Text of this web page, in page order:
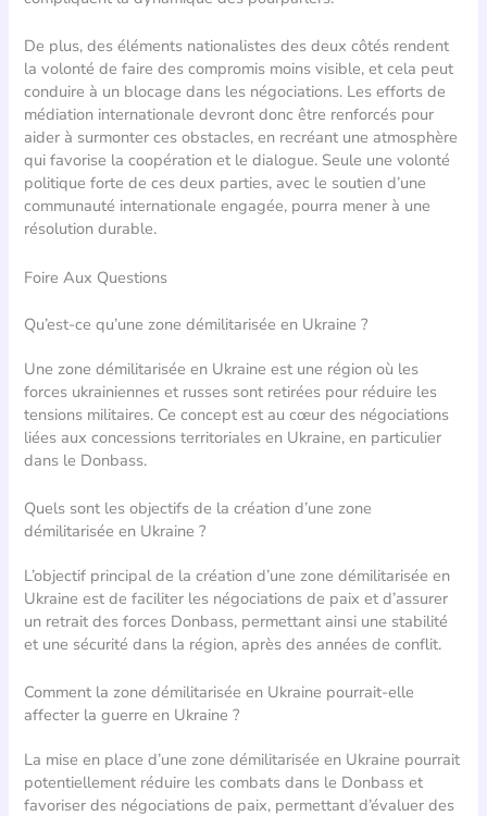
De plus, des éléments nationalistes des deux côtés rendent
la volonté de faire des compromis moins visible, et cela peut
conduire à un blocage dans les négociations. Les efforts de
médiation internationale devront donc être renforcés pour
aider à surmonter ces obstacles, en recréant une atmosphère
qui favorise la coopération et le dialogue. Seule une volonté
politique forte de ces deux parties, avec le soutien d’une
communauté internationale engagée, pourra mener à une
résolution durable.
Foire Aux Questions
Qu’est-ce qu’une zone démilitarisée en Ukraine ?
Une zone démilitarisée en Ukraine est une région où les
forces ukrainiennes et russes sont retirées pour réduire les
tensions militaires. Ce concept est au cœur des négociations
liées aux concessions territoriales en Ukraine, en particulier
dans le Donbass.
Quels sont les objectifs de la création d’une zone
démilitarisée en Ukraine ?
L’objectif principal de la création d’une zone démilitarisée en
Ukraine est de faciliter les négociations de paix et d’assurer
un retrait des forces Donbass, permettant ainsi une stabilité
et une sécurité dans la région, après des années de conflit.
Comment la zone démilitarisée en Ukraine pourrait-elle
affecter la guerre en Ukraine ?
La mise en place d’une zone démilitarisée en Ukraine pourrait
potentiellement réduire les combats dans le Donbass et
favoriser des négociations de paix, permettant d’évaluer des